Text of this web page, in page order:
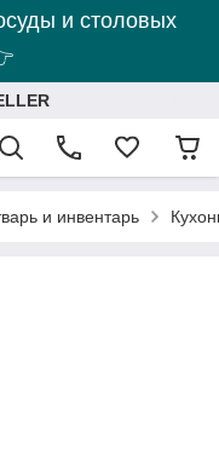
и столовых
и инвентарь